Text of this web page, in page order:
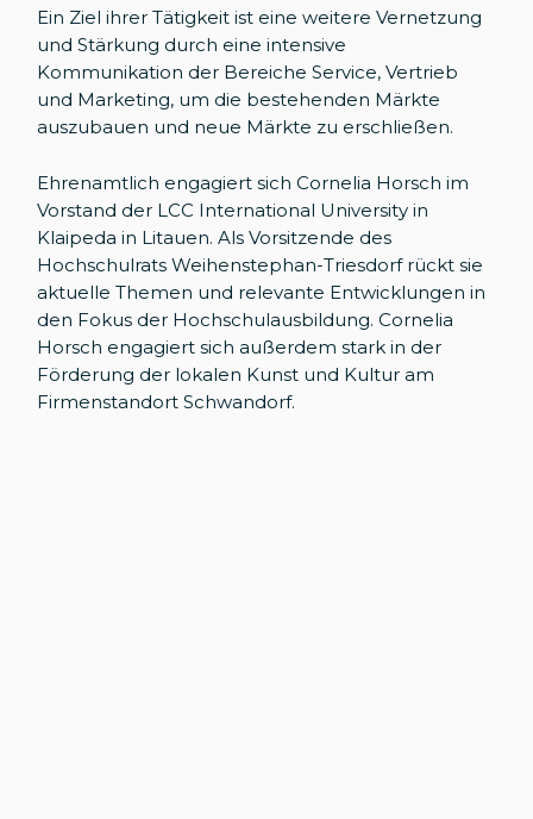
Ein Ziel ihrer Tätigkeit ist eine weitere Vernetzung
und Stärkung durch eine intensive
Kommunikation der Bereiche Service, Vertrieb
und Marketing, um die bestehenden Märkte
auszubauen und neue Märkte zu erschließen.
Ehrenamtlich engagiert sich Cornelia Horsch im
Vorstand der LCC International University in
Klaipeda in Litauen. Als Vorsitzende des
Hochschulrats Weihenstephan-Triesdorf rückt sie
aktuelle Themen und relevante Entwicklungen in
den Fokus der Hochschulausbildung. Cornelia
Horsch engagiert sich außerdem stark in der
Förderung der lokalen Kunst und Kultur am
Firmenstandort Schwandorf.